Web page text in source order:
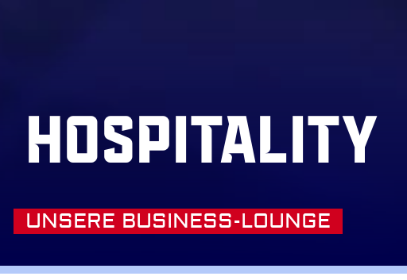
Hospitality
UNSERE BUSINESS-LOUNGE